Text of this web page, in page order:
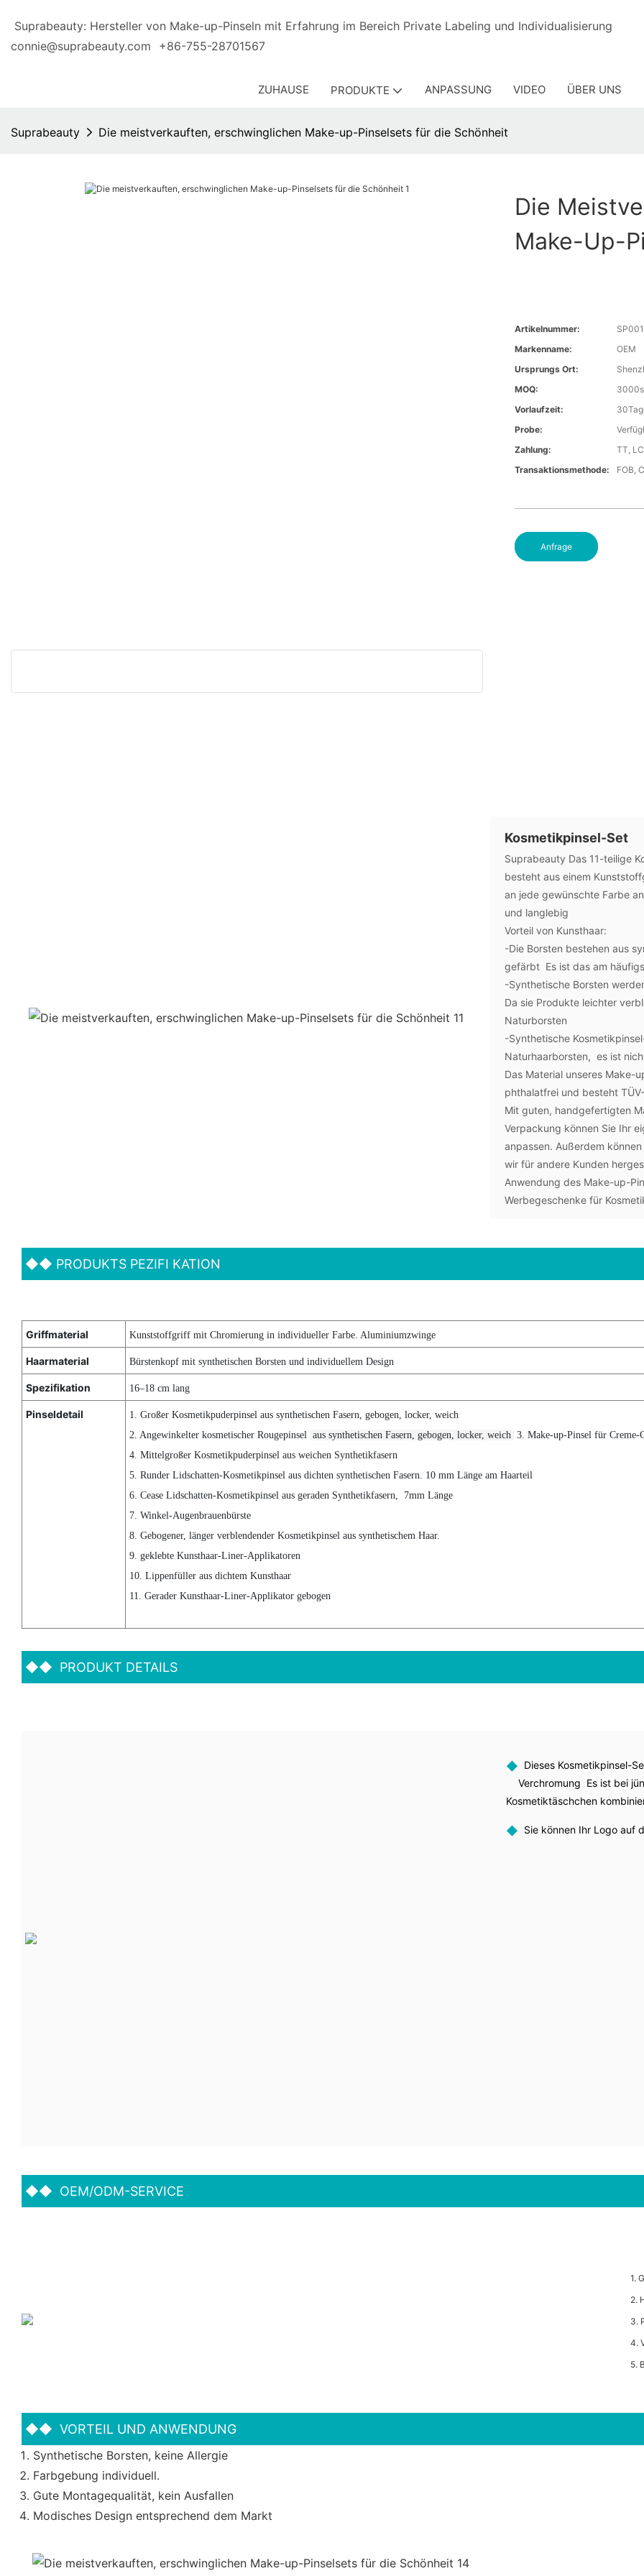
Suprabeauty: Hersteller von Make-up-Pinseln mit Erfahrung im Bereich Private Labeling und
connie@suprabeauty.com
+86-755-28701567
ZUHAUSE PRODUKTE ANPASSUNG VIDEO ÜBER UNS
Suprabeauty Die meistverkauften, erschwinglichen Make-up-Pinselsets für die Schönheit
Die
Make-Up-
Artikelnummer:
Markenname:
OEM
Ursprungs Ort:
MOQ:
Vorlaufzeit:
Probe:
Zahlung:
TT,
Transaktionsmethode:
FOB,
Anfrage
Kosmetikpinsel-Set
Suprabeauty Das 11-teilige
besteht aus einem
an jede gewünschte Farbe
und langlebig
Vorteil von Kunsthaar:
-Die Borsten bestehen aus
gefärbt Es ist das am
-Synthetische Borsten
Da sie Produkte leichter
Naturborsten
-Synthetische
Naturhaarborsten, es ist
Das Material unseres Make-
phthalatfrei und besteht
Mit guten, handgefertigten
Verpackung können Sie Ihr
anpassen. Außerdem
wir für andere Kunden
Anwendung des Make-up-
Werbegeschenke für
◆◆ PRODUKTS PEZIFI KATION
Griffmaterial Kunststoffgriff mit Chromierung in individueller Farbe. Aluminiumzwinge
Haarmaterial Bürstenkopf mit synthetischen Borsten und individuellem Design
Spezifikation 16–18 cm lang
Pinseldetail
1. Großer Kosmetikpuderpinsel aus synthetischen Fasern, gebogen, locker, weich
2. Angewinkelter kosmetischer Rougepinsel
aus synthetischen Fasern, gebogen, locker, weich 3. Make-up-Pinsel für Creme-
4. Mittelgroßer Kosmetikpuderpinsel aus weichen Synthetikfasern
5. Runder Lidschatten-Kosmetikpinsel aus dichten synthetischen Fasern. 10 mm Länge am Haarteil
6. Cease Lidschatten-Kosmetikpinsel aus geraden Synthetikfasern, 7mm Länge
7. Winkel-Augenbrauenbürste
8. Gebogener, länger verblendender Kosmetikpinsel aus synthetischem Haar.
9. geklebte Kunsthaar-Liner-Applikatoren
10. Lippenfüller aus dichtem Kunsthaar
11. Gerader Kunsthaar-Liner-Applikator gebogen
◆◆ PRODUKT DETAILS
◆ Dieses Kosmetikpinsel-
Verchromung Es ist bei
Kosmetiktäschchen
◆ Sie können Ihr Logo auf
◆◆ OEM/ODM-SERVICE
1.
2.
3.
4.
5.
◆◆ VORTEIL UND ANWENDUNG
Synthetische Borsten, keine Allergie
Farbgebung individuell.
Gute Montagequalität, kein Ausfallen
Modisches Design entsprechend dem Markt